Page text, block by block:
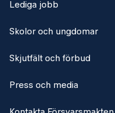
Lediga jobb
Skolor och ungdomar
Skjutfält och förbud
Press och media